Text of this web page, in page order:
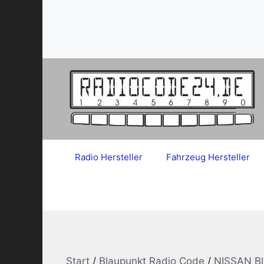
Radio Hersteller Fahrzeug Hersteller
Start / Blaupunkt Radio Code / NISSAN